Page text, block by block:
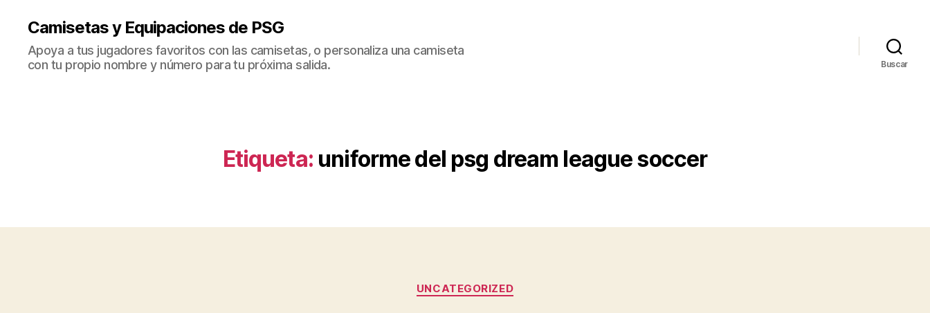
Camisetas y Equipaciones de PSG
Apoya a tus jugadores favoritos con las camisetas, o personaliza una camiseta
con tu propio nombre y número para tu próxima salida.
Buscar
Etiqueta: uniforme del psg dream league soccer
Categorías
UNCATEGORIZED